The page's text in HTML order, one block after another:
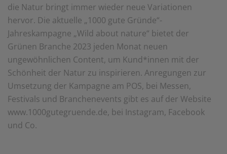
die Natur bringt immer wieder neue Variationen
hervor. Die aktuelle „1000 gute Gründe“-
Jahreskampagne „Wild about nature“ bietet der
Grünen Branche 2023 jeden Monat neuen
ungewöhnlichen Content, um Kund*innen mit der
Schönheit der Natur zu inspirieren. Anregungen zur
Umsetzung der Kampagne am POS, bei Messen,
Festivals und Branchenevents gibt es auf der Website
www.1000gutegruende.de, bei Instagram, Facebook
und Co.